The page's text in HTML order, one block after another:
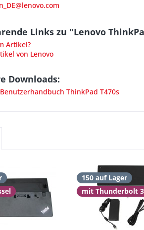
Links zu "Lenovo
Artikel?
von Lenovo
Downloads:
ThinkPad T470s
150 auf Lager
mit Thunderbolt